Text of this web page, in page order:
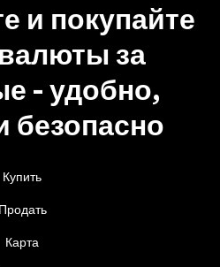
и покупайте
за
- удобно,
безопасно
Купить
Продать
Карта